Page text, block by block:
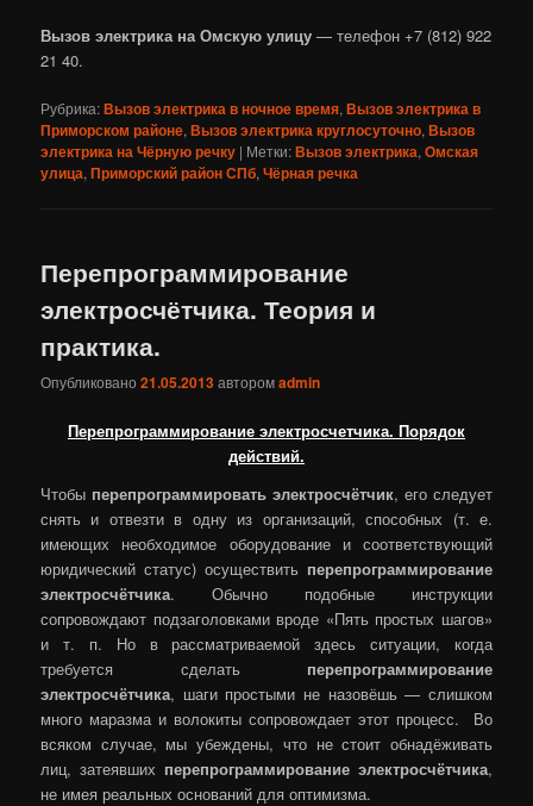
Вызов электрика на Омскую улицу — телефон +7 (812) 922
21 40.
Рубрика:Вызов электрика в ночное время,Вызов электрика в
Приморском районе,Вызов электрика круглосуточно,Вызов
электрика на Чёрную речку | Метки:Вызов электрика,Омская
улица,Приморский район СПб,Чёрная речка
Перепрограммирование
электросчётчика. Теория и
практика.
Опубликовано21.05.2013авторомadmin
Перепрограммирование электросчетчика. Порядок
действий.
Чтобы перепрограммировать электросчётчик, его следует
снять и отвезти в одну из организаций, способных (т. е.
имеющих необходимое оборудование и соответствующий
юридический статус) осуществить перепрограммирование
электросчётчика. Обычно подобные инструкции
сопровождают подзаголовками вроде «Пять простых шагов»
и т. п. Но в рассматриваемой здесь ситуации, когда
требуется сделать перепрограммирование
электросчётчика, шаги простыми не назовёшь — слишком
много маразма и волокиты сопровождает этот процесс.
Во
всяком случае, мы убеждены, что не стоит обнадёживать
лиц, затеявших перепрограммирование электросчётчика,
не имея реальных оснований для оптимизма.